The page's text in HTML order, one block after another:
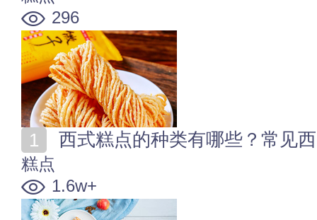
296
西式糕点的种类有哪些？常见
糕点
1.6w+